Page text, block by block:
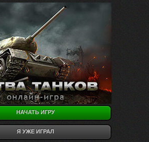
НАЧАТЬ ИГРУ
Я УЖЕ ИГРАЛ